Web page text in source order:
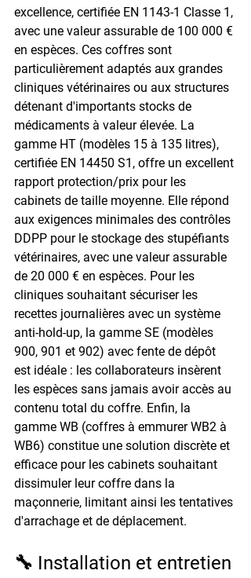
excellence, certifiée EN 1143-1 Classe 1,
avec une valeur assurable de 100 000 €
en espèces. Ces coffres sont
particulièrement adaptés aux grandes
cliniques vétérinaires ou aux structures
détenant d'importants stocks de
médicaments à valeur élevée. La
gamme HT (modèles 15 à 135 litres),
certifiée EN 14450 S1, offre un excellent
rapport protection/prix pour les
cabinets de taille moyenne. Elle répond
aux exigences minimales des contrôles
DDPP pour le stockage des stupéfiants
vétérinaires, avec une valeur assurable
de 20 000 € en espèces. Pour les
cliniques souhaitant sécuriser les
recettes journalières avec un système
anti-hold-up, la gamme SE (modèles
900, 901 et 902) avec fente de dépôt
est idéale : les collaborateurs insèrent
les espèces sans jamais avoir accès au
contenu total du coffre. Enfin, la
gamme WB (coffres à emmurer WB2 à
WB6) constitue une solution discrète et
efficace pour les cabinets souhaitant
dissimuler leur coffre dans la
maçonnerie, limitant ainsi les tentatives
d'arrachage et de déplacement.
🔧 Installation et entretien